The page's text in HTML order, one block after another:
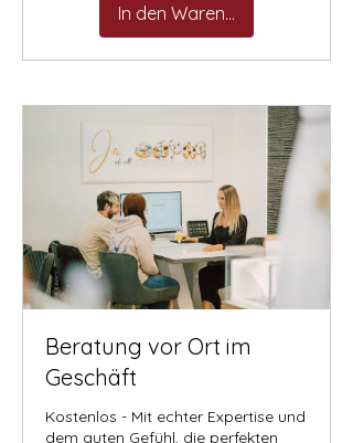
In den Warenkorb
Beratung vor Ort im
Geschäft
Kostenlos - Mit echter Expertise und
dem guten Gefühl, die perfekten